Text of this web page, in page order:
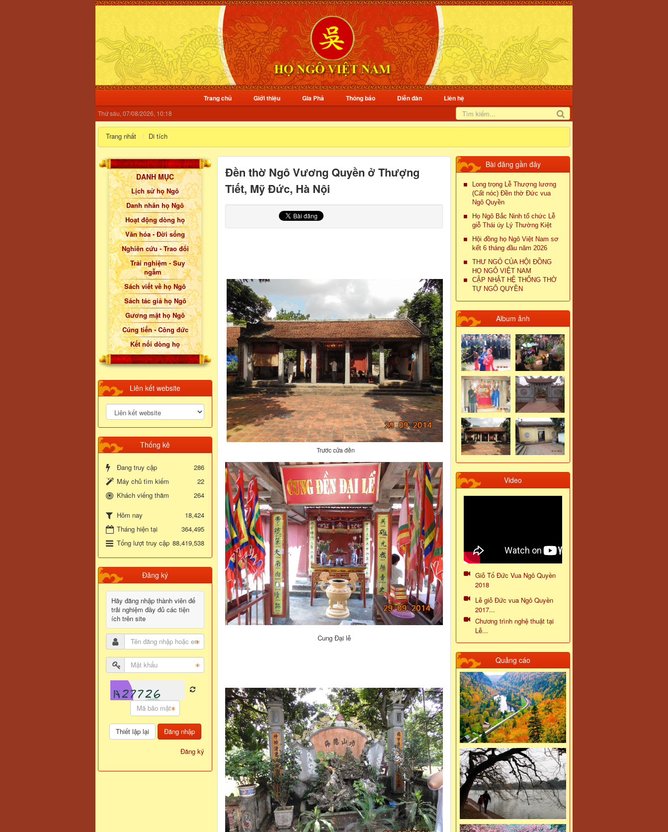
Trang chủ Giới thiệu Gia Phả Thông báo Diễn đàn Liên hệ
Thứ sáu, 07/08/2026, 10:18
Trang nhất Di tích
Đền thờ Ngô Vương Quyền ở Thượng
Tiết, Mỹ Đức, Hà Nội
Trước cửa đền
Cung Đại lễ
Bài đăng gần đây
Long trọng Lễ Thượng lương
(Cất nóc) Đền thờ Đức vua
Ngô Quyền
Họ Ngô Bắc Ninh tổ chức Lễ
giỗ Thái úy Lý Thường Kiệt
Hội đồng họ Ngô Việt Nam sơ
kết 6 tháng đầu năm 2026
THƯ NGỎ CỦA HỘI ĐỒNG
HỌ NGÔ VIỆT NAM
CẬP NHẬT HỆ THỐNG THỜ
TỰ NGÔ QUYỀN
Album ảnh
Video
Giỗ Tổ Đức Vua Ngô Quyền
2018
Lễ giỗ Đức vua Ngô Quyền
2017...
Chương trình nghệ thuật tại
Lễ...
Quảng cáo
DANH MỤC
Lịch sử họ Ngô
Danh nhân họ Ngô
Hoạt động dòng họ
Văn hóa - Đời sống
Nghiên cứu - Trao đổi
Trải nghiệm - Suy
ngẫm
Sách viết về họ Ngô
Sách tác giả họ Ngô
Gương mặt họ Ngô
Cúng tiến - Công đức
Kết nối dòng họ
Liên kết website
Thống kê
Đang truy cập
286
Máy chủ tìm kiếm
22
Khách viếng thăm
264
Hôm nay
18,424
Tháng hiện tại
364,495
Tổng lượt truy cập 88,419,538
Đăng ký
Hãy đăng nhập thành viên để
trải nghiệm đầy đủ các tiện
ích trên site
Đăng nhập
Đăng ký